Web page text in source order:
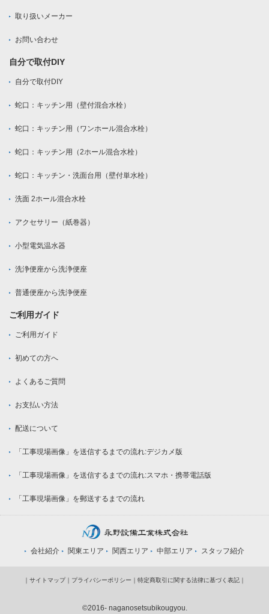
取り扱いメーカー
お問い合わせ
自分で取付DIY
自分で取付DIY
蛇口：キッチン用（壁付混合水栓）
蛇口：キッチン用（ワンホール混合水栓）
蛇口：キッチン用（2ホール混合水栓）
蛇口：キッチン・洗面台用（壁付単水栓）
洗面 2ホール混合水栓
アクセサリー（紙巻器）
小型電気温水器
洗浄便座から洗浄便座
普通便座から洗浄便座
ご利用ガイド
ご利用ガイド
初めての方へ
よくあるご質問
お支払い方法
配送について
「工事現場画像」を送信するまでの流れ:デジカメ版
「工事現場画像」を送信するまでの流れ:スマホ・携帯電話版
「工事現場画像」を郵送するまでの流れ
会社紹介 関東エリア 関西エリア 中部エリア スタッフ紹介
｜ サイトマップ｜ プライバシーポリシー ｜ 特定商取引に関する法律に基づく表記 ｜
©2016- naganosetsubikougyou.